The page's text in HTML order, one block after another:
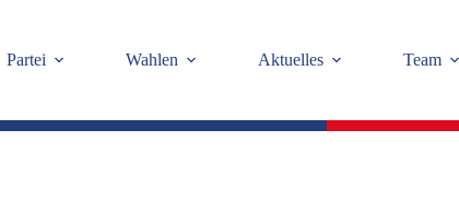
Partei Wahlen Aktuelles Team